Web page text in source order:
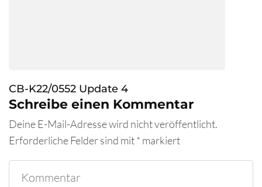
CB-K22/0552 Update 4
Schreibe einen Kommentar
Deine E-Mail-Adresse wird nicht veröffentlicht.
Erforderliche Felder sind mit* markiert